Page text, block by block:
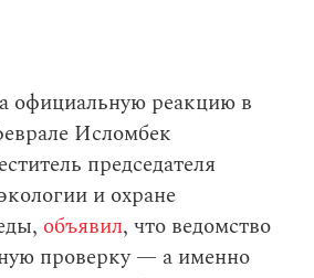
официальную реакцию в
Исломбек
председателя
и охране
объявил, что ведомство
проверку — а именно